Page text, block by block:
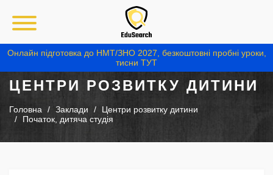
Онлайн підготовка до НМТ/ЗНО 2027, безкоштовні пробні уроки,
тисни ТУТ
ЦЕНТРИ РОЗВИТКУ ДИТИНИ
Головна Заклади
Центри розвитку дитини
Початок, дитяча студія